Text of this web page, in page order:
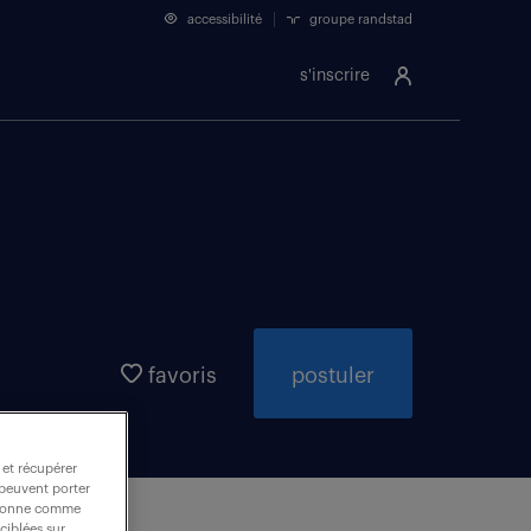
s'inscrire
accessibilité groupe randstad
postuler
favoris
et récupérer
porter
comme